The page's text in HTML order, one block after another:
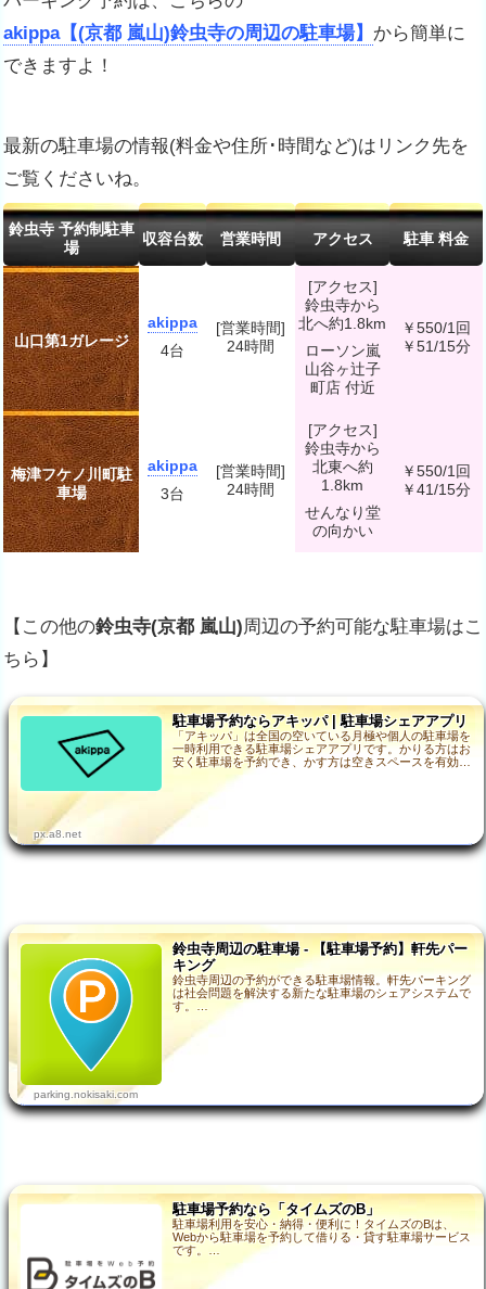
akippa【(京都 嵐山)鈴虫寺の周辺の駐車場】 から簡単に
できますよ！
最新の駐車場の情報(料金や住所･時間など)はリンク先を
ご覧くださいね。
鈴虫寺 予約制駐車
場
収容台数 営業時間 アクセス 駐車 料金
山口第1ガレージ
akippa
4台
[営業時間]
24時間
[アクセス]
鈴虫寺から
北へ約1.8km
ローソン嵐
山谷ヶ辻子
町店 付近
￥550/1回
￥51/15分
梅津フケノ川町駐
車場
akippa
3台
[営業時間]
24時間
[アクセス]
鈴虫寺から
北東へ約
1.8km
せんなり堂
の向かい
￥550/1回
￥41/15分
【この他の鈴虫寺(京都 嵐山)周辺の予約可能な駐車場はこ
ちら】
駐車場予約ならアキッパ | 駐車場シェアアプリ
「アキッパ」は全国の空いている月極や個人の駐車場を
一時利用できる駐車場シェアアプリです。かりる方はお
安く駐車場を予約でき、かす方は空きスペースを有効利
用して収入を得ることができます。…
px.a8.net
鈴虫寺周辺の駐車場 - 【駐車場予約】軒先パー
キング
鈴虫寺周辺の予約ができる駐車場情報。軒先パーキング
は社会問題を解決する新たな駐車場のシェアシステムで
す。…
parking.nokisaki.com
駐車場予約なら「タイムズのB」
駐車場利用を安心・納得・便利に！タイムズのBは、
Webから駐車場を予約して借りる・貸す駐車場サービス
です。…